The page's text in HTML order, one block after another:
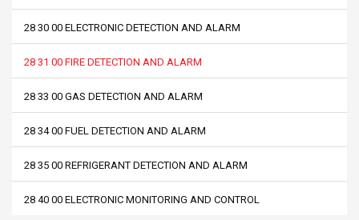
28 30 00 ELECTRONIC DETECTION AND ALARM
28 31 00 FIRE DETECTION AND ALARM
28 33 00 GAS DETECTION AND ALARM
28 34 00 FUEL DETECTION AND ALARM
28 35 00 REFRIGERANT DETECTION AND ALARM
28 40 00 ELECTRONIC MONITORING AND CONTROL